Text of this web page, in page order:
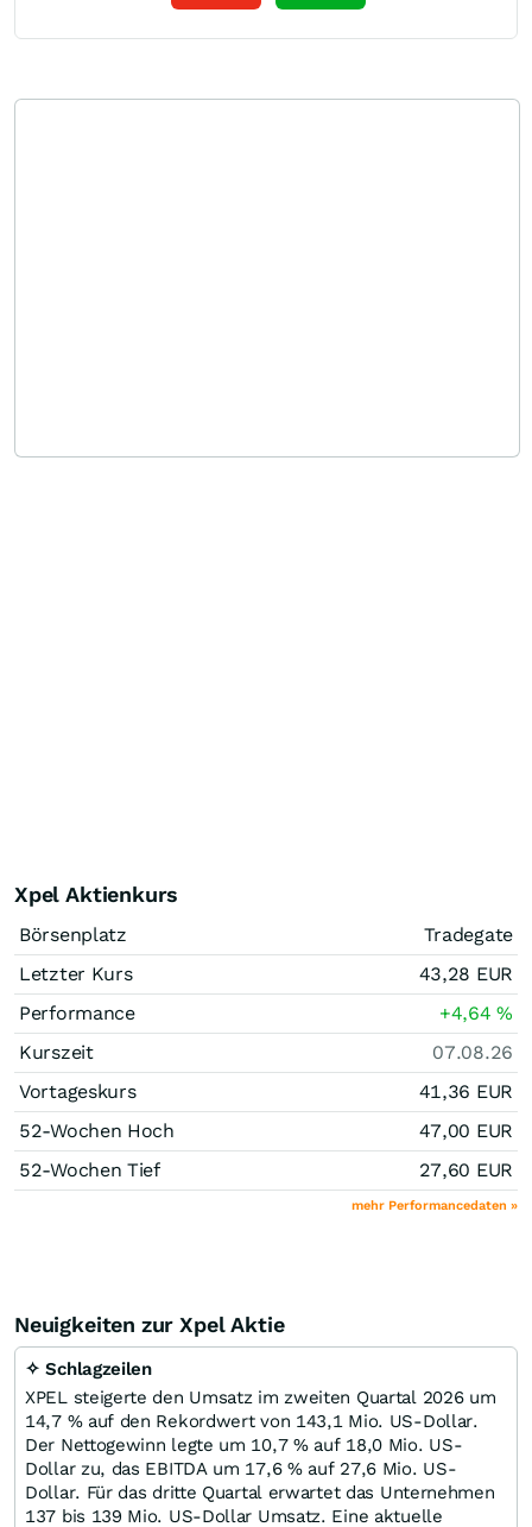
Xpel Aktienkurs
Börsenplatz
Tradegate
Letzter Kurs
43,28 EUR
Performance
+4,64%
Kurszeit
07.08.26
Vortageskurs
41,36 EUR
52-Wochen Hoch
47,00 EUR
52-Wochen Tief
27,60 EUR
mehr Performancedaten »
Neuigkeiten zur Xpel Aktie
✧ Schlagzeilen
XPEL steigerte den Umsatz im zweiten Quartal 2026 um
14,7 % auf den Rekordwert von 143,1 Mio. US-Dollar.
Der Nettogewinn legte um 10,7 % auf 18,0 Mio. US-
Dollar zu, das EBITDA um 17,6 % auf 27,6 Mio. US-
Dollar. Für das dritte Quartal erwartet das Unternehmen
137 bis 139 Mio. US-Dollar Umsatz. Eine aktuelle